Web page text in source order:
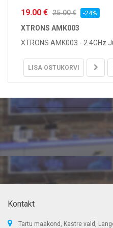
19.00 € 25.00 € -24%
XTRONS AMK003
XTRONS AMK003 - 2.4GHz
LISA OSTUKORVI
Kontakt
Tartu maakond, Kastre vald,